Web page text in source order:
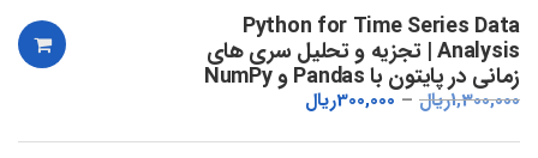
Python for Time Series Data
Analysis | تجزیه و تحلیل سری های
زمانی در پایتون با Pandas و NumPy
1,300,000ریال 300,000ریال